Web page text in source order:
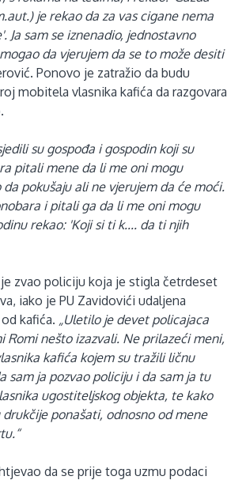
je rekao da za vas cigane nema
Ja sam se iznenadio, jednostavno
da vjerujem da se to može desiti
Ponovo je zatražio da budu
mobitela vlasnika kafića da razgovara
su gospođa i gospodin koji su
pitali mene da li me oni mogu
pokušaju ali ne vjerujem da će moći.
i pitali ga da li me oni mogu
rekao: 'Koji si ti k.... da ti njih
zvao policiju koja je stigla četrdeset
iako je PU Zavidovići udaljena
kafića. „Uletilo je devet policajaca
Romi nešto izazvali. Ne prilazeći meni,
kafića kojem su tražili ličnu
sam ja pozvao policiju i da sam ja tu
ugostiteljskog objekta, te kako
ponašati, odnosno od mene
da se prije toga uzmu podaci